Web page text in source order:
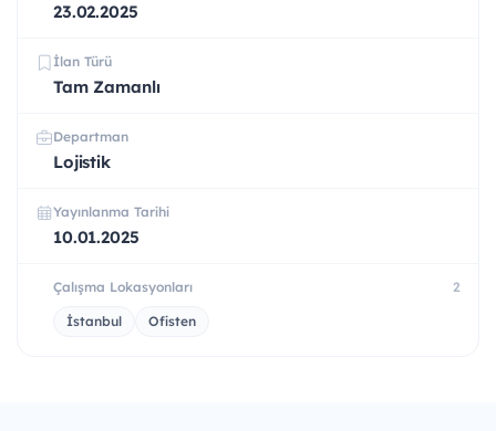
23.02.2025
İlan Türü
Tam Zamanlı
Departman
Lojistik
Yayınlanma Tarihi
10.01.2025
Çalışma Lokasyonları 2
İstanbul Ofisten